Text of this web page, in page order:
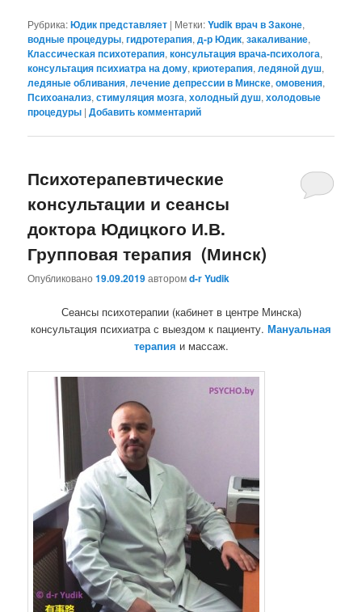
Рубрика:Юдик представляет | Метки:Yudik врач в Законе,
водные процедуры,гидротерапия,д-р Юдик,закаливание,
Классическая психотерапия,консультация врача-психолога,
консультация психиатра на дому,криотерапия,ледяной душ,
ледяные обливания,лечение депрессии в Минске,омовения,
Психоанализ,стимуляция мозга,холодный душ,холодовые
процедуры |Добавить комментарий
Психотерапевтические
консультации и сеансы
доктора Юдицкого И.В.
Групповая терапия (Минск)
Опубликовано19.09.2019авторомd-r Yudik
Сеансы психотерапии (кабинет в центре Минска)
консультация психиатра с выездом к пациенту. Мануальная
терапия и массаж.